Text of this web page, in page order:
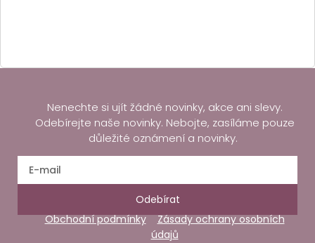
Nenechte si ujít žádné novinky, akce ani slevy.
Odebírejte naše novinky. Nebojte, zasíláme pouze
důležité oznámení a novinky.
Odebírat
Obchodní podmínky
Zásady ochrany osobních
údajů